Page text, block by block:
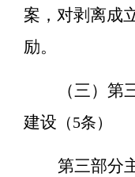
案，对剥离成
励。
（三）
建设 （5条）
第三部分